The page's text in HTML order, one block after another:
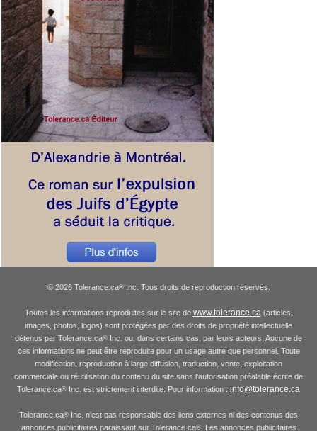
© 2026 Tolerance.ca®Inc. Tous droits de reproduction réservés.
Toutes les informations reproduites sur le site de www.tolerance.ca (articles,
images, photos, logos) sont protégées par des droits de propriété intellectuelle
détenus par Tolerance.ca® Inc. ou, dans certains cas, par leurs auteurs. Aucune de
ces informations ne peut être reproduite pour un usage autre que personnel. Toute
modification, reproduction à large diffusion, traduction, vente, exploitation
commerciale ou réutilisation du contenu du site sans l'autorisation préalable écrite de
Tolerance.ca® Inc. est strictement interdite. Pour information : info@tolerance.ca
Tolerance.ca® Inc. n'est pas responsable des liens externes ni des contenus des
annonces publicitaires paraissant sur Tolerance.ca®. Les annonces publicitaires